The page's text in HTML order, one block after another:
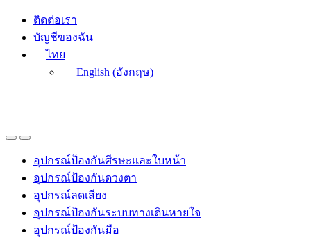
Skip
navigation
Skip
content
ติดต่อเรา
บัญชีของฉัน
ไทย
English (อังกฤษ)
อุปกรณ์ป้องกันศีรษะและใบหน้า
อุปกรณ์ป้องกันดวงตา
อุปกรณ์ลดเสียง
อุปกรณ์ป้องกันระบบทางเดินหายใจ
อุปกรณ์ป้องกันมือ